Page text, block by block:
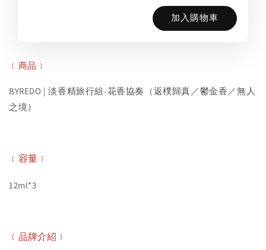
加入購物車
﹝商品﹞
BYREDO | 淡香精旅行組-花香協奏（返樸歸真／鬱金香／無人
之境）
﹝容量﹞
12ml*3
﹝品牌介紹﹞